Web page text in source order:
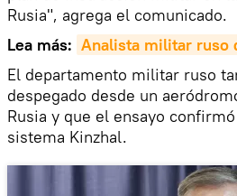
Rusia", agrega el comunicado.
Lea más: Analista militar ruso
El departamento militar ruso
despegado desde un
Rusia y que el ensayo
sistema Kinzhal.